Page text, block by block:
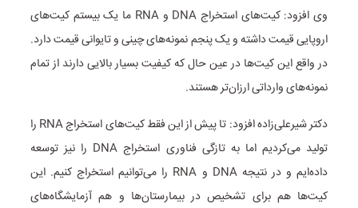
وی افزود: کیت‌های استخراج DNA و RNA ما یک بیستم کیت‌های
اروپایی قیمت داشته و یک پنجم نمونه‌های چینی و تایوانی قیمت دارد.
در واقع این کیت‌ها در عین حال که کیفیت بسیار بالایی دارند از تمام
نمونه‌های وارداتی ارزان‌تر هستند.
دکتر شیرعلی‌زاده افزود: تا پیش از این فقط کیت‌های استخراج RNA را
تولید می‌کردیم اما به تازگی فناوری استخراج DNA را نیز توسعه
داده‌ایم و در نتیجه DNA و RNA را می‌توانیم استخراج کنیم. این
کیت‌ها هم برای تشخیص در بیمارستان‌ها و هم آزمایشگاه‌های